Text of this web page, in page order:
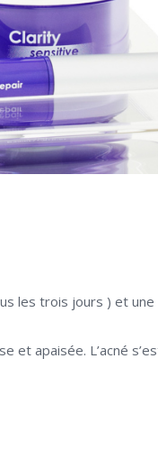
les trois jours ) et une
apaisée. L’acné